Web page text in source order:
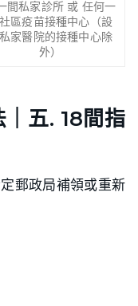
間私家診所 或 任何一
區疫苗接種中心（設
家醫院的接種中心除
外）
五. 18間指
郵政局補領或重新